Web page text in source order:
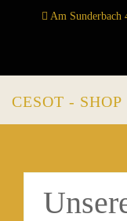
Am Sunderbach
CESOT - SHOP